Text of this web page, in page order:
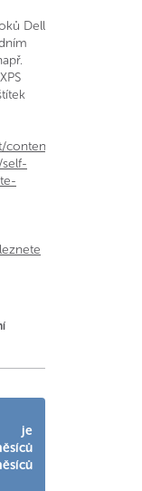
Dell
cs-
je